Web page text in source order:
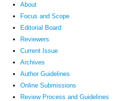
About
Focus and Scope
Editorial Board
Reviewers
Current Issue
Archives
Author Guidelines
Online Submissions
Review Process and Guidelines